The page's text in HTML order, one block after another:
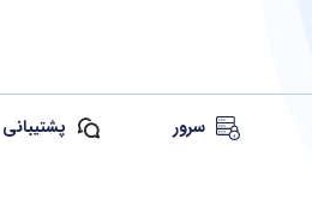
سرور پشتیبانی